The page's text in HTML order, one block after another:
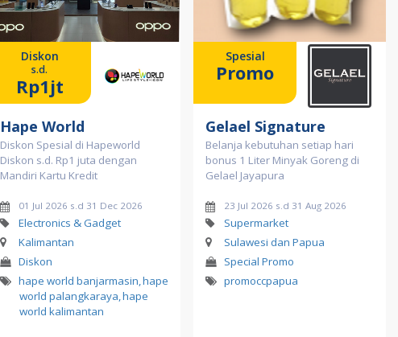
Diskon
s.d.
Rp1jt
Hape World
Diskon Spesial di Hapeworld
Diskon s.d. Rp1 juta dengan
Mandiri Kartu Kredit
01 Jul 2026 s.d 31 Dec 2026
Electronics & Gadget
Kalimantan
Diskon
hape world banjarmasin,hape
world palangkaraya,hape
world kalimantan
Spesial
Promo
Gelael Signature
Belanja kebutuhan setiap hari
bonus 1 Liter Minyak Goreng di
Gelael Jayapura
23 Jul 2026 s.d 31 Aug 2026
Supermarket
Sulawesi dan Papua
Special Promo
promoccpapua